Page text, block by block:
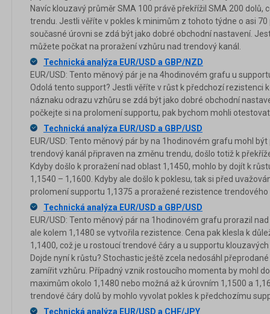
Navíc klouzavý průměr SMA 100 právě překřížil SMA 200
trendu. Jestli věříte v pokles k minimům z tohoto týdne o asi
současné úrovni se zdá být jako dobré obchodní nastavení.
můžete počkat na proražení vzhůru nad trendový kanál.
Technická analýza EUR/USD a GBP/NZD
EUR/USD: Tento měnový pár je na 4hodinovém grafu u
Odolá tento support? Jestli věříte v růst k předchozí rezistenci
náznaku odrazu vzhůru se zdá být jako dobré obchodní
počkejte si na prolomení supportu, pak bychom mohli
Technická analýza EUR/USD a GBP/USD
EUR/USD: Tento měnový pár by na 1hodinovém grafu mohl
trendový kanál připraven na změnu trendu, došlo totiž k
Kdyby došlo k proražení nad oblast 1,1450, mohlo by dojít k
1,1540 – 1,1600. Kdyby ale došlo k poklesu, tak si před
prolomení supportu 1,1375 a proražené rezistence trendového
Technická analýza EUR/USD a GBP/USD
EUR/USD: Tento měnový pár na 1hodinovém grafu prorazil
ale kolem 1,1480 se vytvořila rezistence. Cena pak klesla k
1,1400, což je u rostoucí trendové čáry a u supportu
Dojde nyní k růstu? Stochastic ještě zcela nedosáhl
zamířit vzhůru. Případný vznik rostoucího momenta by mohl
maximům okolo 1,1480 nebo možná až k úrovním 1,1500 a
trendové čáry dolů by mohlo vyvolat pokles k předchozímu
Technická analýza EUR/USD a CHF/JPY